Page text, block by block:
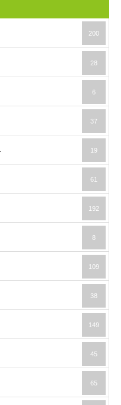
200
28
6
37
19
61
192
8
109
38
149
45
65